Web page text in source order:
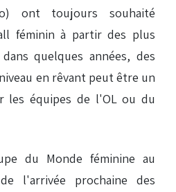
ont toujours souhaité
féminin à partir des plus
quelques années, des
en rêvant peut être un
les équipes de l'OL ou du
du Monde féminine au
l'arrivée prochaine des